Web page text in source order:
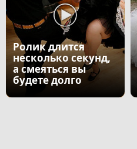
Ролик длится
несколько секунд,
а смеяться вы
будете долго